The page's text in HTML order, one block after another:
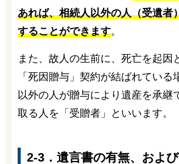
あれば、相続人以外の人（受遺者
することができます。
また、故人の生前に、死亡を起因
「死因贈与」契約が結ばれている
以外の人が贈与により遺産を承継
取る人を「受贈者」といいます。
2-3．遺言書の有無、およ